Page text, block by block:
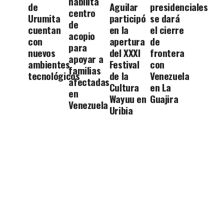
de
Urumita
cuentan
con
nuevos
ambientes
tecnológicos
centro
de
acopio
para
apoyar a
familias
afectadas
en
Venezuela
Aguilar
participó
en la
apertura
del XXXI
Festival
de la
Cultura
Wayuu en
Uribia
presidenciales
se dará
el cierre
de
frontera
con
Venezuela
en La
Guajira